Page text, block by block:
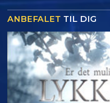
ANBEFALET TIL DIG